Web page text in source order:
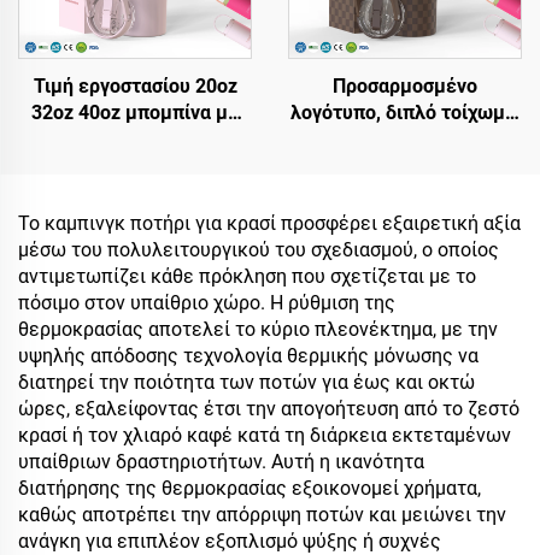
Τιμή εργοστασίου 20oz
32oz 40oz μπομπίνα με
μπομπίνα ταξιδίου από
ατσάλι με sublimation
Προσαρμοσμένο
λογότυπο, διπλό τοίχωμα,
20oz 32oz 40oz, τάμπλερ
ταξιδίου με καπάκι για
ζεστά και κρύα ποτά
Το καμπινγκ ποτήρι για κρασί προσφέρει εξαιρετική αξία
μέσω του πολυλειτουργικού του σχεδιασμού, ο οποίος
αντιμετωπίζει κάθε πρόκληση που σχετίζεται με το
πόσιμο στον υπαίθριο χώρο. Η ρύθμιση της
θερμοκρασίας αποτελεί το κύριο πλεονέκτημα, με την
υψηλής απόδοσης τεχνολογία θερμικής μόνωσης να
διατηρεί την ποιότητα των ποτών για έως και οκτώ
ώρες, εξαλείφοντας έτσι την απογοήτευση από το ζεστό
κρασί ή τον χλιαρό καφέ κατά τη διάρκεια εκτεταμένων
υπαίθριων δραστηριοτήτων. Αυτή η ικανότητα
διατήρησης της θερμοκρασίας εξοικονομεί χρήματα,
καθώς αποτρέπει την απόρριψη ποτών και μειώνει την
ανάγκη για επιπλέον εξοπλισμό ψύξης ή συχνές